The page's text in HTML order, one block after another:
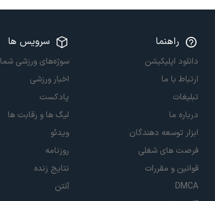
راهنما
دانلود اپلیکیشن
ارتباط با ما
تبلیغات
درباره ما
ابزار توسعه دهندگان
فرصت های شغلی
قوانین و مقررات
DMCA
سرویس ها
سوژه‌های ورزشی شما
اخبار ورزشی
پادکست
لیگ ها و رقابت ها
ویدئو
روزنامه
نتایج زنده
آنتن